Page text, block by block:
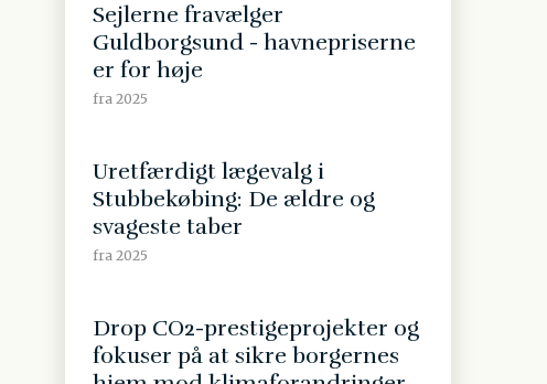
Sejlerne fravælger
Guldborgsund - havnepriserne
er for høje
fra 2025
Uretfærdigt lægevalg i
Stubbekøbing: De ældre og
svageste taber
fra 2025
Drop CO2-prestigeprojekter og
fokuser på at sikre borgernes